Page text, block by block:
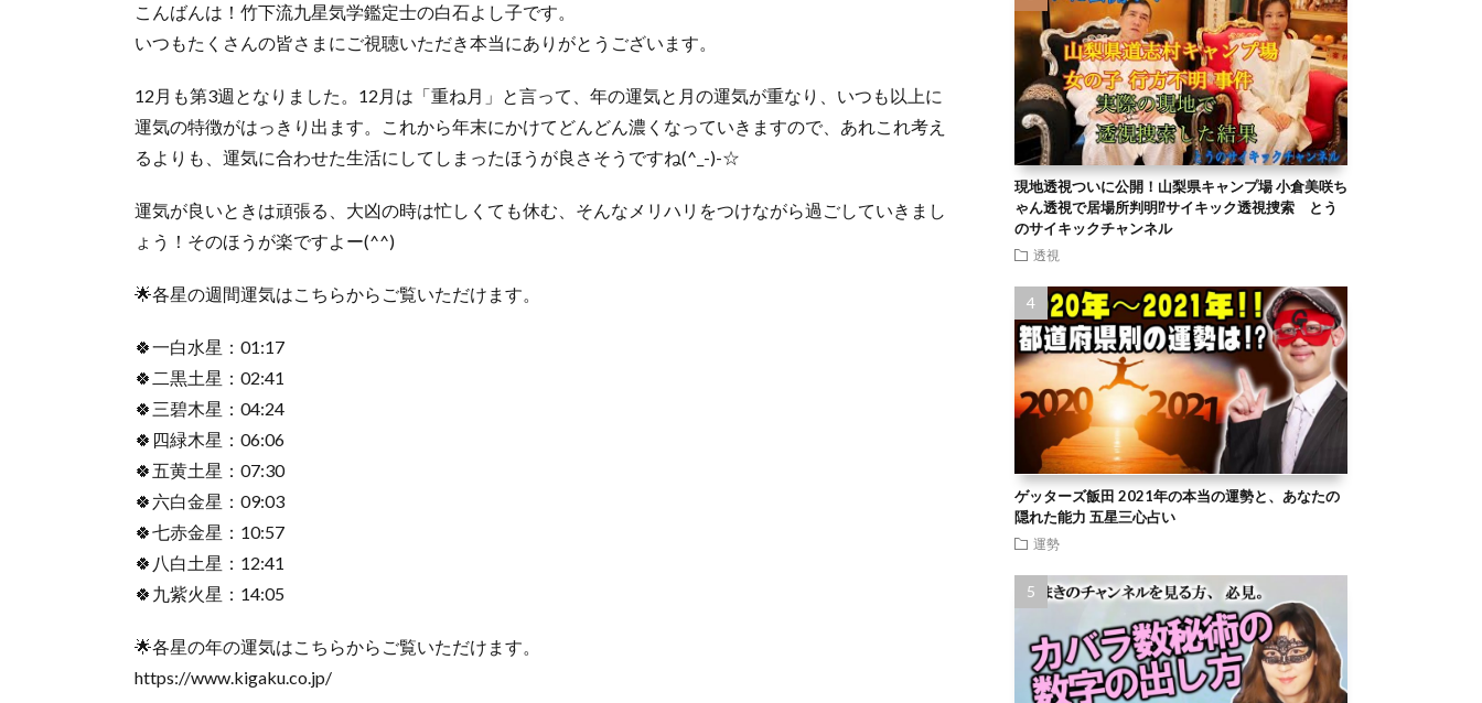
こんばんは！竹下流九星気学鑑定士の白石よし子です。
いつもたくさんの皆さまにご視聴いただき本当にありがとうございます。
12月も第3週となりました。12月は「重ね月」と言って、年の運気と月の運気が重なり、いつも以上に
運気の特徴がはっきり出ます。これから年末にかけてどんどん濃くなっていきますので、あれこれ考え
るよりも、運気に合わせた生活にしてしまったほうが良さそうですね(^_-)-☆
運気が良いときは頑張る、大凶の時は忙しくても休む、そんなメリハリをつけながら過ごしていきまし
ょう！そのほうが楽ですよー(^^)
🌟各星の週間運気はこちらからご覧いただけます。
🍀一白水星：01:17
🍀二黒土星：02:41
🍀三碧木星：04:24
🍀四緑木星：06:06
🍀五黄土星：07:30
🍀六白金星：09:03
🍀七赤金星：10:57
🍀八白土星：12:41
🍀九紫火星：14:05
🌟各星の年の運気はこちらからご覧いただけます。
https://www.kigaku.co.jp/
現地透視ついに公開！山梨県キャンプ場 小倉美咲ち
ゃん透視で居場所判明⁉︎サイキック透視捜索 とう
のサイキックチャンネル
透視
ゲッターズ飯田 2021年の本当の運勢と、あなたの
隠れた能力 五星三心占い
運勢